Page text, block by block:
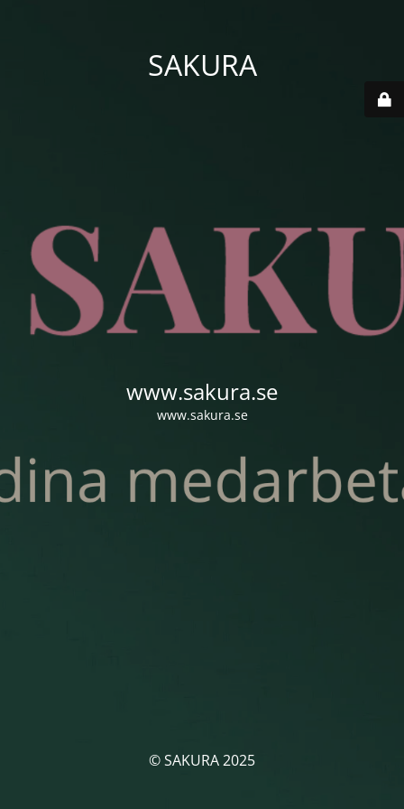
SAKURA
www.sakura.se
www.sakura.se
© SAKURA 2025